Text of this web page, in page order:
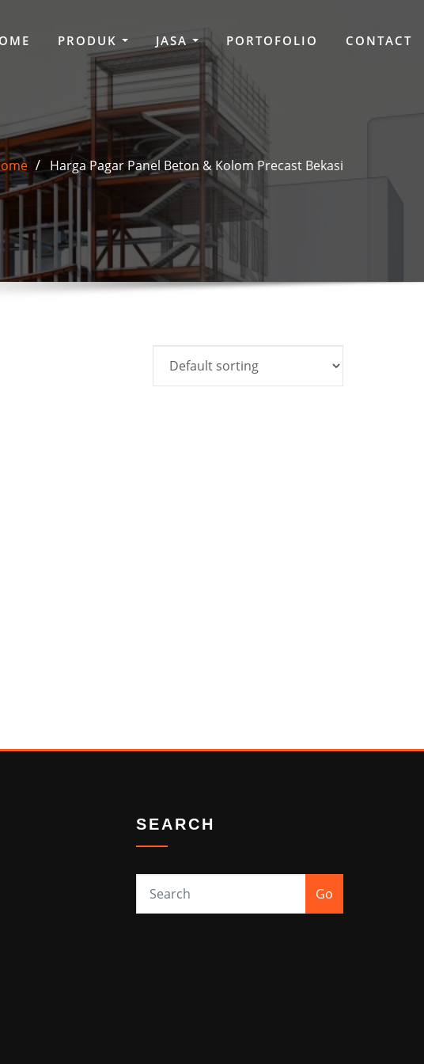
PRODUK JASA PORTOFOLIO CONTACT
Harga Pagar Panel Beton & Kolom Precast Bekasi
SEARCH
Go